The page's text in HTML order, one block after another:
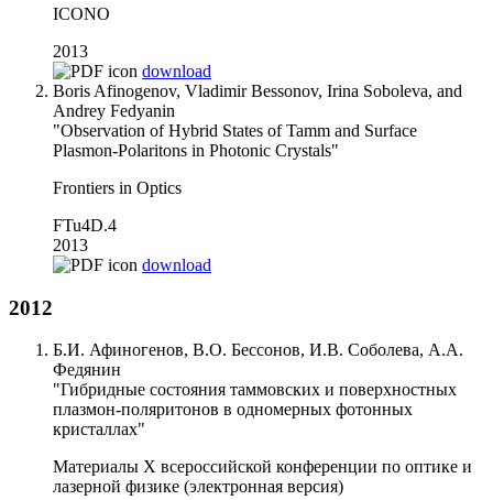
ICONO
2013
download
Boris Afinogenov, Vladimir Bessonov, Irina Soboleva, and
Andrey Fedyanin
"Observation of Hybrid States of Tamm and Surface
Plasmon-Polaritons in Photonic Crystals"
Frontiers in Optics
FTu4D.4
2013
download
2012
Б.И. Афиногенов, В.О. Бессонов, И.В. Соболева, А.А.
Федянин
"Гибридные состояния таммовских и поверхностных
плазмон-поляритонов в одномерных фотонных
кристаллах"
Материалы X всероссийской конференции по оптике и
лазерной физике (электронная версия)